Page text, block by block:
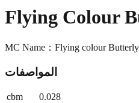
Flying Colour
MC Name：Flying colour
المواصفات
cbm
0.028